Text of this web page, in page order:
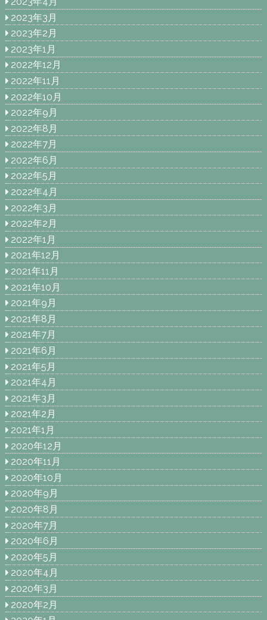
2023年3月
2023年2月
2023年1月
2022年12月
2022年11月
2022年10月
2022年9月
2022年8月
2022年7月
2022年6月
2022年5月
2022年4月
2022年3月
2022年2月
2022年1月
2021年12月
2021年11月
2021年10月
2021年9月
2021年8月
2021年7月
2021年6月
2021年5月
2021年4月
2021年3月
2021年2月
2021年1月
2020年12月
2020年11月
2020年10月
2020年9月
2020年8月
2020年7月
2020年6月
2020年5月
2020年4月
2020年3月
2020年2月